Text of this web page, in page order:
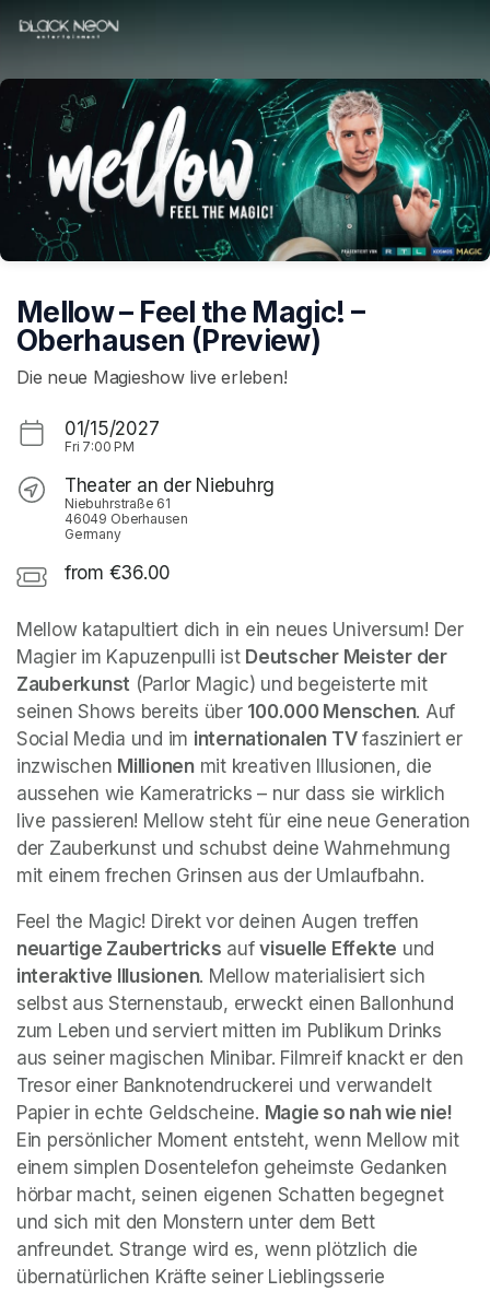
Mellow – Feel the Magic! –
Oberhausen (Preview)
Die neue Magieshow live erleben!
01/15/2027
Fri 7:00 PM
Theater an der Niebuhrg
Niebuhrstraße 61
46049 Oberhausen
Germany
from €36.00
Mellow katapultiert dich in ein neues Universum! Der
Magier im Kapuzenpulli ist Deutscher Meister der
Zauberkunst (Parlor Magic) und begeisterte mit
seinen Shows bereits über 100.000 Menschen. Auf
Social Media und im internationalen TV fasziniert er
inzwischen Millionen mit kreativen Illusionen, die
aussehen wie Kameratricks – nur dass sie wirklich
live passieren! Mellow steht für eine neue Generation
der Zauberkunst und schubst deine Wahrnehmung
mit einem frechen Grinsen aus der Umlaufbahn.
neuartige Zaubertricks auf visuelle Effekte
interaktive Illusionen. Mellow materialisiert sich
selbst aus Sternenstaub, erweckt einen Ballonhund
zum Leben und serviert mitten im Publikum Drinks
aus seiner magischen Minibar. Filmreif knackt er den
Tresor einer Banknotendruckerei und verwandelt
Papier in echte Geldscheine. Magie so nah wie nie!
Ein persönlicher Moment entsteht, wenn Mellow mit
einem simplen Dosentelefon geheimste Gedanken
hörbar macht, seinen eigenen Schatten begegnet
und sich mit den Monstern unter dem Bett
anfreundet. Strange wird es, wenn plötzlich die
übernatürlichen Kräfte seiner Lieblingsserie